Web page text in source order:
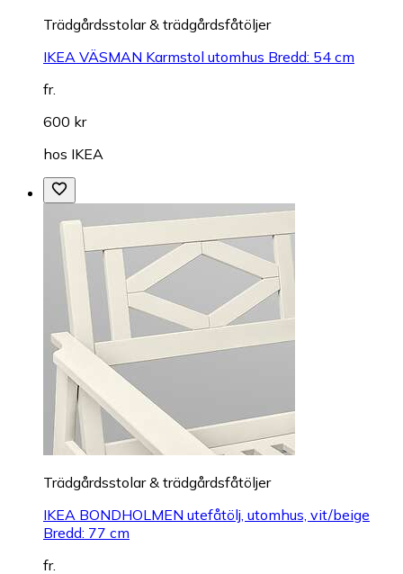
Trädgårdsstolar & trädgårdsfåtöljer
IKEA VÄSMAN Karmstol utomhus Bredd: 54 cm
fr.
600 kr
hos IKEA
Trädgårdsstolar & trädgårdsfåtöljer
IKEA BONDHOLMEN utefåtölj, utomhus, vit/beige
Bredd: 77 cm
fr.